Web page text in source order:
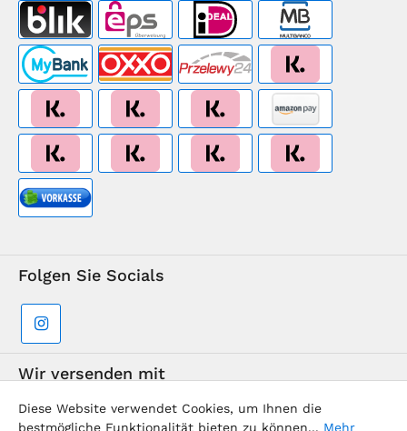
Folgen Sie Socials
Wir versenden mit
Diese Website verwendet Cookies, um Ihnen die
bestmögliche Funktionalität bieten zu können... Mehr